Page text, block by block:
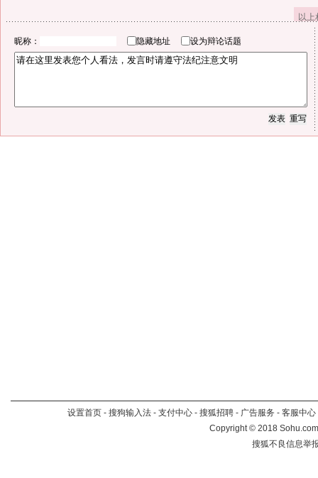
以
昵称： 隐藏地址 设为辩论话题
设置首页 - 搜狗输入法 - 支付中心 - 搜狐招聘 - 广告服务 - 客服中心
Copyright©2018
搜狐不良信息举